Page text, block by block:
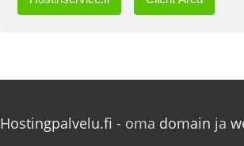
Hostingpalvelu.fi - oma domain ja